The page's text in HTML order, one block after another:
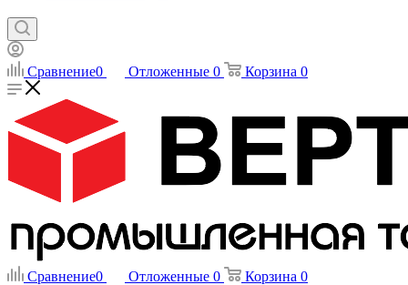
Сравнение0 Отложенные 0 Корзина 0
Сравнение0 Отложенные 0 Корзина 0